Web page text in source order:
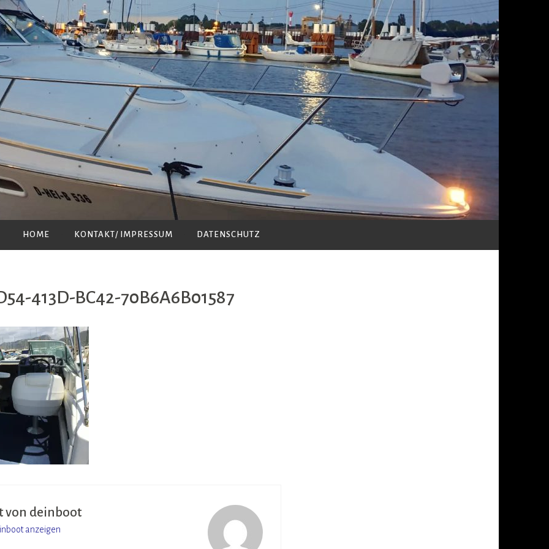
HOME KONTAKT/ IMPRESSUM DATENSCHUTZ
413D-BC42-70B6A6B01587
von deinboot
anzeigen